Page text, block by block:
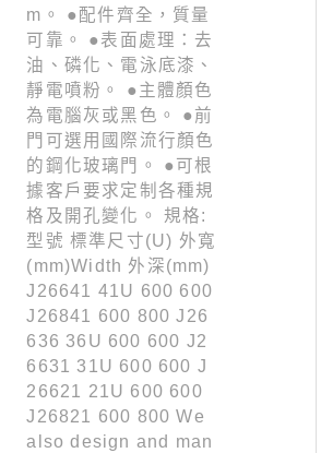
m。 ●配件齊全，質量
可靠。 ●表面處理：去
油、磷化、電泳底漆、
靜電噴粉。 ●主體顏色
為電腦灰或黑色。 ●前
門可選用國際流行顏色
的鋼化玻璃門。 ●可根
據客戶要求定制各種規
格及開孔變化。 規格:
型號 標準尺寸(U) 外寬
(mm)Width 外深(mm)
J26641 41U 600 600
J26841 600 800 J26
636 36U 600 600 J2
6631 31U 600 600 J
26621 21U 600 600
J26821 600 800 We
also design and man